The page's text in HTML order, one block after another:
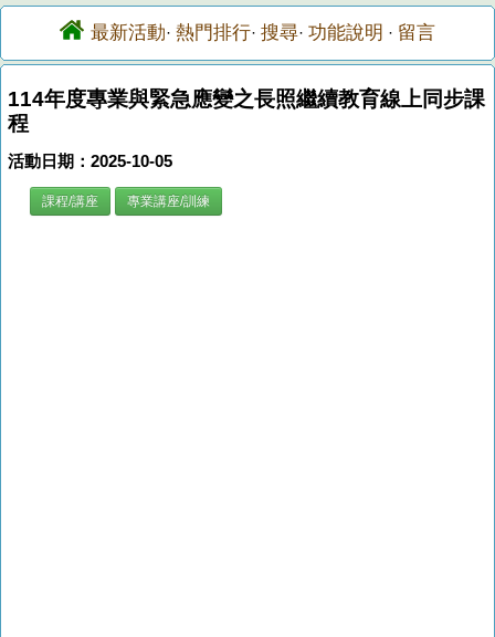
最新活動· 熱門排行· 搜尋· 功能說明 · 留言
114年度專業與緊急應變之長照繼續教育線上同步課
程
活動日期：2025-10-05
課程/講座 專業講座/訓練